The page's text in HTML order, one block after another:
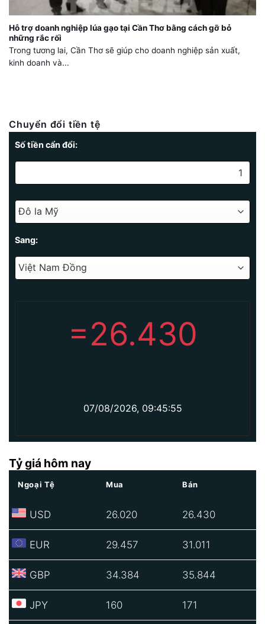
Hỗ trợ doanh nghiệp lúa gạo tại Cần Thơ bằng cách gỡ bỏ
những rắc rối
Trong tương lai, Cần Thơ sẽ giúp cho doanh nghiệp sản xuất,
kinh doanh và...
Chuyển đổi tiền tệ
Số tiền cẩn đổi:
Sang:
=26.430
07/08/2026, 09:45:55
Tỷ giá hôm nay
Ngoại Tệ Mua Bán
USD 26.020 26.430
EUR 29.457 31.011
GBP 34.384 35.844
JPY 160 171